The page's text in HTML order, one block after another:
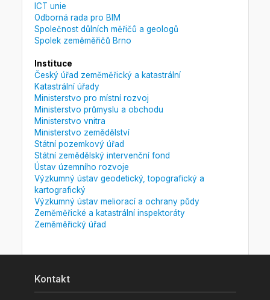
ICT unie
Odborná rada pro BIM
Společnost důlních měřičů a geologů
Spolek zeměměřičů Brno
Instituce
Český úřad zeměměřický a katastrální
Katastrální úřady
Ministerstvo pro místní rozvoj
Ministerstvo průmyslu a obchodu
Ministerstvo vnitra
Ministerstvo zemědělství
Státní pozemkový úřad
Státní zemědělský intervenční fond
Ústav územního rozvoje
Výzkumný ústav geodetický, topografický a
kartografický
Výzkumný ústav meliorací a ochrany půdy
Zeměměřické a katastrální inspektoráty
Zeměměřický úřad
Kontakt